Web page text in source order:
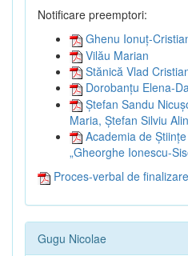
Notificare preemptori:
Ghenu Ionuț-
Vilău Marian
Stănică Vlad
Dorobanțu Elena-
Ștefan Sandu
Maria, Ștefan Silviu Alin
Academia de
„Gheorghe Ionescu-
Proces-verbal de
Gugu Nicolae